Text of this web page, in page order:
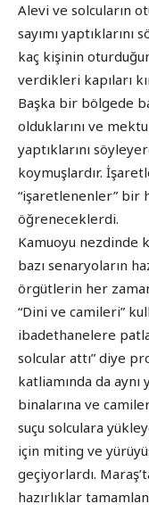
Alevi ve solcuların
sayımı
kaç kişinin
verdikleri kapıları
Başka bir bölgede
olduklarını ve
yaptıklarını
koymuşlardır.
“işaretlenenler” bir
öğreneceklerdi.
Kamuoyu nezdinde
bazı senaryoların
örgütlerin her
“Dini ve camileri”
ibadethanelere
solcular attı” diye
katliamında da
binalarına ve
suçu solculara
için miting ve
geçiyorlardı.
hazırlıklar